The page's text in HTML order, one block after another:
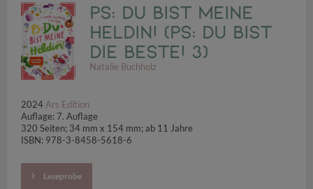
PS: Du bist meine
Heldin! (PS: Du bist
die Beste! 3)
Natalie Buchholz
2024 Ars Edition
Auflage: 7. Auflage
320 Seiten; 34 mm x 154 mm; ab 11 Jahre
ISBN: 978-3-8458-5618-6
Leseprobe